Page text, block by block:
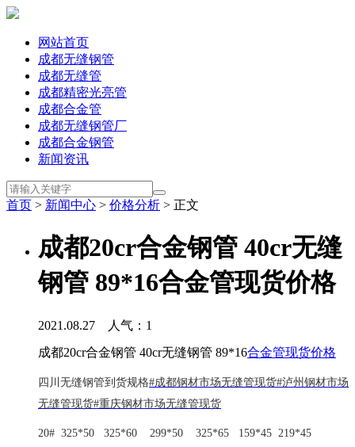
网站首页
成都无缝钢管
成都无缝管
成都精密光亮管
成都合金管
成都无缝钢管厂
成都合金钢管
新闻资讯
首页 > 新闻中心 > 价格分析 > 正文
成都20cr合金钢管 40cr无缝
钢管 89*16合金管现货价格
2021.08.27 人气： 1
成都20cr合金钢管 40cr无缝钢管 89*16合金管现货价格
四川无缝钢管到货规格#成都钢材市场无缝管现货#泸州钢材市场
无缝管现货#重庆钢材市场无缝管现货
20# 325*50 325*60 299*50 325*65 159*45 219*45